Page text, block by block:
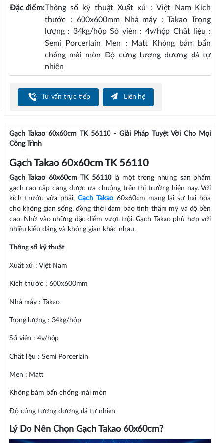
Đặc điểm:Thông số kỹ thuật Xuất xứ : Việt Nam Kích
thước : 600x600mm Nhà máy : Takao Trọng
lượng : 34kg/hộp Số viên : 4v/hộp Chất liệu :
Semi Porcerlain Men : Matt Không bám bẩn
chống mài mòn Độ cứng tương đương đá tự
nhiên
Tư vấn trực tiếp Liên hệ
Gạch Takao 60x60cm TK 56110 - Giải Pháp Tuyệt Vời Cho Mọi
Công Trình
Gạch Takao 60x60cm TK 56110
Gạch Takao 60x60cm TK 56110là một trong những sản phẩm
gạch cao cấp đang được ưa chuộng trên thị trường hiện nay. Với
kích thước vừa phải,Gạch Takao 60x60cm mang lại sự hài hòa
cho không gian sống, đồng thời đảm bảo tính thẩm mỹ và độ bền
cao. Nhờ vào những đặc điểm vượt trội, Gạch Takao phù hợp với
nhiều kiểu dáng và không gian khác nhau.
Thông số kỹ thuật
Xuất xứ : Việt Nam
Kích thước : 600x600mm
Nhà máy : Takao
Trọng lượng : 34kg/hộp
Số viên : 4v/hộp
Chất liệu : Semi Porcerlain
Men : Matt
Không bám bẩn chống mài mòn
Độ cứng tương đương đá tự nhiên
Lý Do Nên Chọn Gạch Takao 60x60cm?